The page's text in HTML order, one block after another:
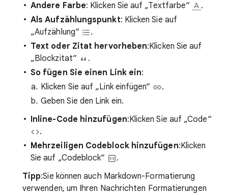
Andere Farbe: Klicken Sie auf „Textfarbe“
.
Als Aufzählungspunkt: Klicken Sie auf
„Aufzählung“
.
Text oder Zitat hervorheben:Klicken Sie auf
„Blockzitat“
.
So fügen Sie einen Link ein:
Klicken Sie auf „Link einfügen“
.
Geben Sie den Link ein.
Inline-Code hinzufügen:Klicken Sie auf „Code“
.
Mehrzeiligen Codeblock hinzufügen:Klicken
Sie auf „Codeblock“
.
Tipp:Sie können auch Markdown-Formatierung
verwenden, um Ihren Nachrichten Formatierungen